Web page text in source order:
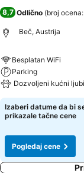
8,7 Odlično (broj ocena:
Beč, Austrija
Besplatan WiFi
Parking
Dozvoljeni kućni
Izaberi datume da bi
prikazale tačne cene
Pogledaj cene